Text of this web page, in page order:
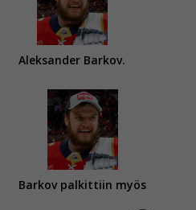
Aleksander Barkov.
Barkov palkittiin myös